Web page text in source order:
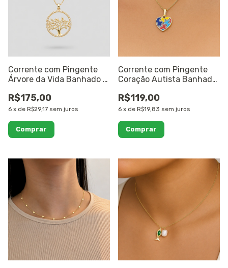
Corrente com Pingente
Árvore da Vida Banhado a
R$175,00
6 x de R$29,17 sem juros
Corrente com Pingente
Coração Autista Banhada
R$119,00
6 x de R$19,83 sem juros